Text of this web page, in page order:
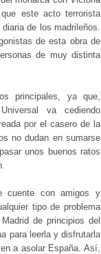
este acto terrorista
de los madrileños.
de esta obra de
de muy distinta
principales, ya que,
va cediendo
por el casero de la
no dudan en sumarse
unos buenos ratos
cuente con amigos y
tipo de problema
de principios del
para leerla y disfrutarla
a asolar España. Así,